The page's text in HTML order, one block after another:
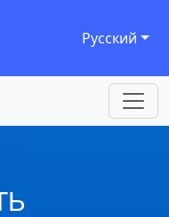
Русский